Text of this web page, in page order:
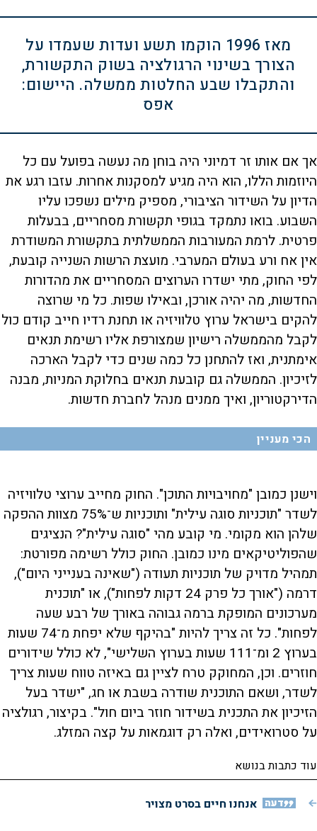
מאז 1996 הוקמו תשע ועדות שעמדו על
הצורך בשינוי הרגולציה בשוק התקשורת,
והתקבלו שבע החלטות ממשלה. היישום:
אפס
אך אם אותו זר דמיוני היה בוחן מה נעשה בפועל עם כל
היוזמות הללו, הוא היה מגיע למסקנות אחרות. עזבו רגע את
הדיון על השידור הציבורי, מספיק מילים נשפכו עליו
השבוע. בואו נתמקד בגופי תקשורת מסחריים, בבעלות
פרטית. לרמת המעורבות הממשלתית בתקשורת המשודרת
אין אח ורע בעולם המערבי. מועצת הרשות השנייה קובעת,
לפי החוק, מתי ישדרו הערוצים המסחריים את מהדורות
החדשות, מה יהיה אורכן, ובאילו שפות. כל מי שרוצה
להקים בישראל ערוץ טלוויזיה או תחנת רדיו חייב קודם כול
לקבל מהממשלה רישיון שמצורפת אליו רשימת תנאים
אימתנית, ואז להתחנן כל כמה שנים כדי לקבל הארכה
לזיכיון. הממשלה גם קובעת תנאים בחלוקת המניות, מבנה
הדירקטוריון, ואיך ממנים מנהל לחברת חדשות.
הכי מעניין
וישנן כמובן "מחויבויות התוכן". החוק מחייב ערוצי טלוויזיה
לשדר "תוכניות סוגה עילית" ותוכניות ש־75% מצוות ההפקה
שלהן הוא מקומי. מי קובע מהי "סוגה עילית"? הנציגים
שהפוליטיקאים מינו כמובן. החוק כולל רשימה מפורטת:
תמהיל מדויק של תוכניות תעודה ("שאינה בענייני היום"),
דרמה ("אורך כל פרק 24 דקות לפחות"), או "תוכנית
מערכונים המופקת ברמה גבוהה באורך של רבע שעה
לפחות". כל זה צריך להיות "בהיקף שלא יפחת מ־74 שעות
בערוץ 2 ומ־111 שעות בערוץ השלישי", לא כולל שידורים
חוזרים. וכן, המחוקק טרח לציין גם באיזה טווח שעות צריך
לשדר, ושאם התוכנית שודרה בשבת או חג, "ישדר בעל
הזיכיון את התכנית בשידור חוזר ביום חול". בקיצור, רגולציה
על סטרואידים, ואלה רק דוגמאות על קצה המזלג.
עוד כתבות בנושא
דעה אנחנו חיים בסרט מצויר